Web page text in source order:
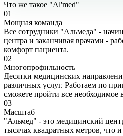
Что же такое "Al'med"
01
Мощная команда
Все сотрудники "Альмеда" -
центра и заканчивая врачами -
комфорт пациента.
02
Многопрофильность
Десятки медицинских
различных услуг. Работаем по
сможете пройти все необходимое
03
Масштаб
"Альмед" - это медицинский
тысячах квадратных метров, что и